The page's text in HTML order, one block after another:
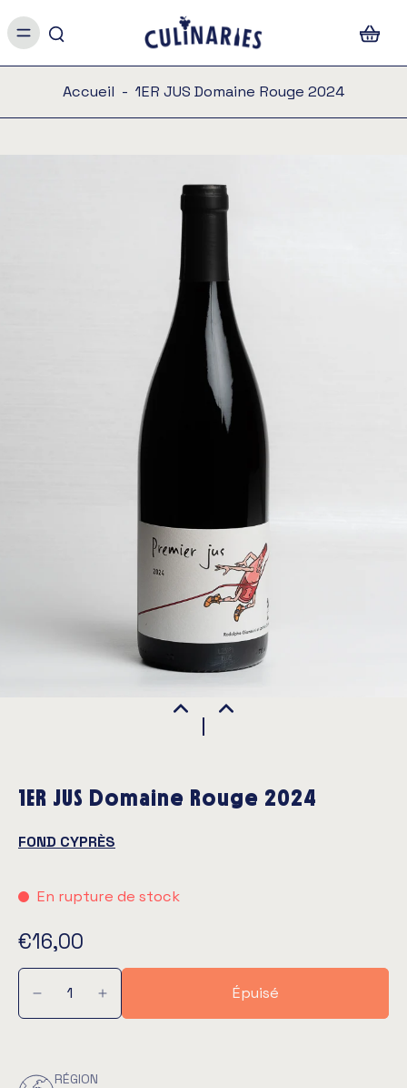
Accueil - 1ER JUS Domaine Rouge 2024
1ER JUS Domaine Rouge 2024
FOND CYPRÈS
En rupture de stock
€16,00
Épuisé
RÉGION